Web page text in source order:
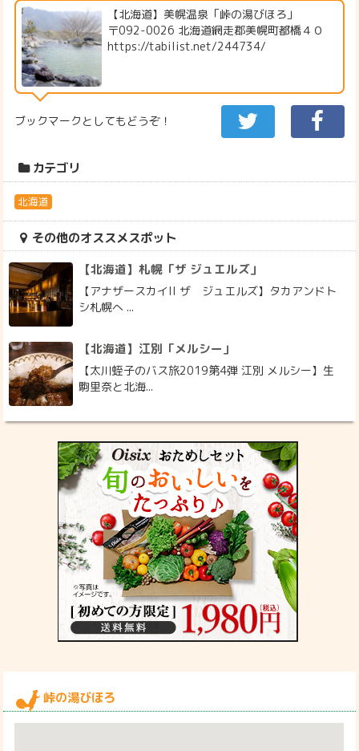
【北海道】美幌温泉「峠の湯びほろ」
〒092-0026 北海道網走郡美幌町都橋４０
https://tabilist.net/244734/
ブックマークとしてもどうぞ！
カテゴリ
北海道
その他のオススメスポット
【北海道】札幌「ザ ジュエルズ」
【アナザースカイII ザ ジュエルズ】タカアンドト
シ札幌へ ...
【北海道】江別「メルシー」
【太川蛭子のバス旅2019第4弾 江別 メルシー】生
駒里奈と北海...
峠の湯びほろ